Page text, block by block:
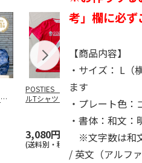
POSTIES オリジナ
ルTシャツ Sサイズ
3,080円
(送料別・税込)
奇妙な冒
風』CITY
5.0（3
4,939円
(送料別・税
考」欄に必ず
【商品内容】
・サイズ： L
ます
・プレート色：
・書体：和文
※文字数は和
/ 英文（アルフ